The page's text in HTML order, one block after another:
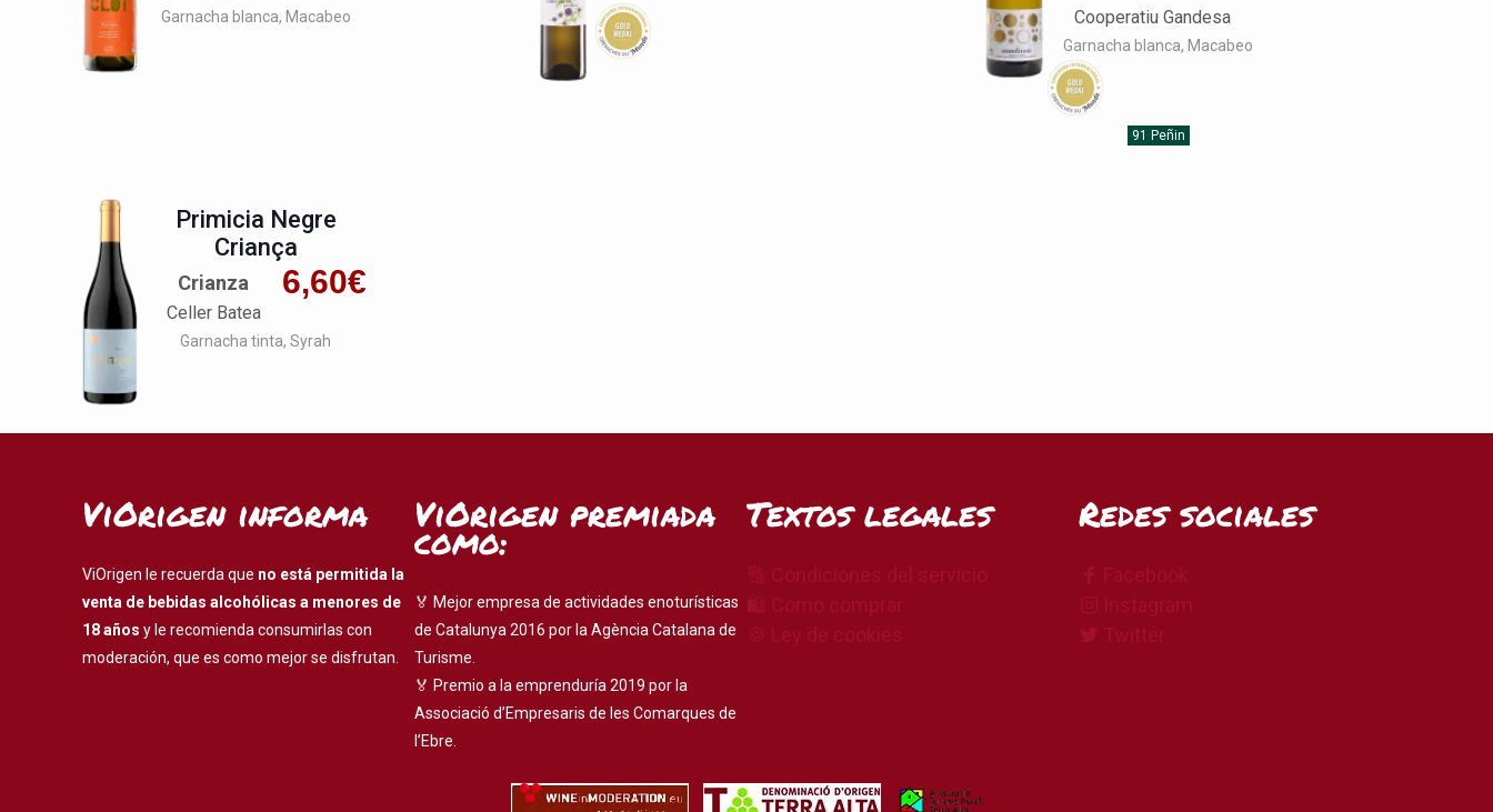
Garnacha blanca Macabeo
Cooperatiu Gandesa
Garnacha blanca Macabeo
91 Peñin
Primicia Negre
Criança
6,60€
Crianza
Celler Batea
Garnacha tinta Syrah
ViOrigen informa
ViOrigen le recuerda que no está permitida la
venta de bebidas alcohólicas a menores de
18 años y le recomienda consumirlas con
moderación, que es como mejor se disfrutan.
ViOrigen premiada
como:
🏅 Mejor empresa de actividades enoturísticas
de Catalunya 2016 por la Agència Catalana de
Turisme.
🏅 Premio a la emprenduría 2019 por la
Associació d’Empresaris de les Comarques de
l’Ebre.
Textos legales Redes sociales